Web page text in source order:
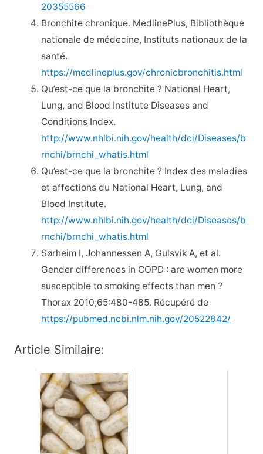
20355566
Bronchite chronique. MedlinePlus, Bibliothèque
nationale de médecine, Instituts nationaux de la
santé.
https://medlineplus.gov/chronicbronchitis.html
Qu’est-ce que la bronchite ? National Heart,
Lung, and Blood Institute Diseases and
Conditions Index.
http://www.nhlbi.nih.gov/health/dci/Diseases/b
rnchi/brnchi_whatis.html
Qu’est-ce que la bronchite ? Index des maladies
et affections du National Heart, Lung, and
Blood Institute.
http://www.nhlbi.nih.gov/health/dci/Diseases/b
rnchi/brnchi_whatis.html
Sørheim I, Johannessen A, Gulsvik A, et al.
Gender differences in COPD : are women more
susceptible to smoking effects than men ?
Thorax 2010;65:480-485. Récupéré de
https://pubmed.ncbi.nlm.nih.gov/20522842/
Article Similaire: